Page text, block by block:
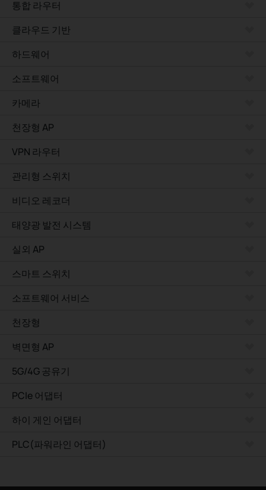
통합 라우터
클라우드 기반
하드웨어
소프트웨어
카메라
천장형 AP
VPN 라우터
관리형 스위치
비디오 레코더
태양광 발전 시스템
실외 AP
스마트 스위치
소프트웨어 서비스
천장형
벽면형 AP
5G/4G 공유기
PCIe 어댑터
하이 게인 어댑터
PLC(파워라인 어댑터)